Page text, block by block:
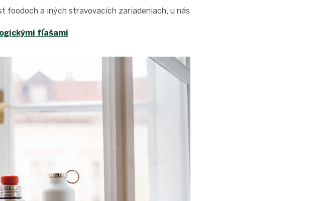
foodoch a iných stravovacích zariadeniach, u nás
fľašami